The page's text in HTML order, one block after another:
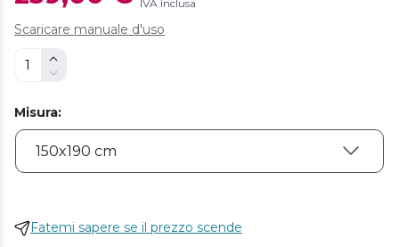
IVA inclusa
Scaricare manuale d'uso
Misura:
Fatemi sapere se il prezzo scende